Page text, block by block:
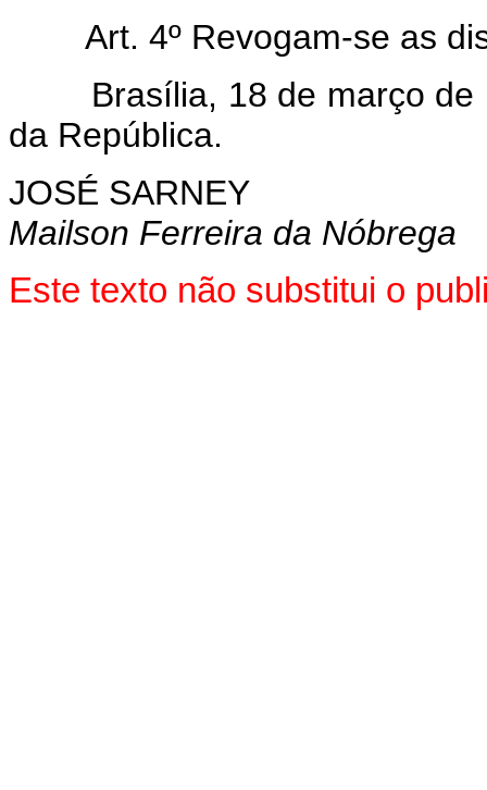
Art. 4º Revogam-se as
Brasília, 18 de março de
da República.
JOSÉ SARNEY
Mailson Ferreira da Nóbrega
Este texto não substitui o